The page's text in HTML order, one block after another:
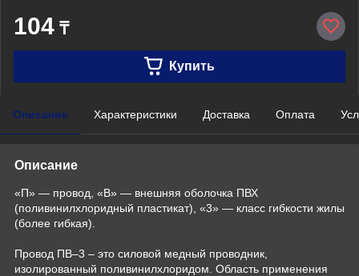
104 ₸
Купить
Описание Характеристики Доставка Оплата
Описание
«П» — провод, «В» — внешняя оболочка ПВХ
(поливинилхлоридный пластикат), «3» — класс гибкости жилы
(более гибкая).
Провод ПВ–3 – это силовой медный проводник,
изолированный поливинилхлоридом. Область применения